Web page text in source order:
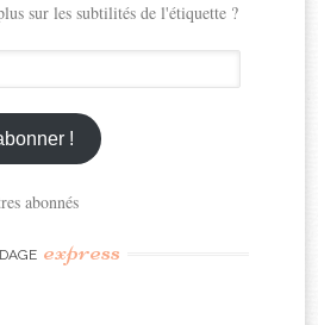
sur les subtilités de l'étiquette ?
!
abonnés
express